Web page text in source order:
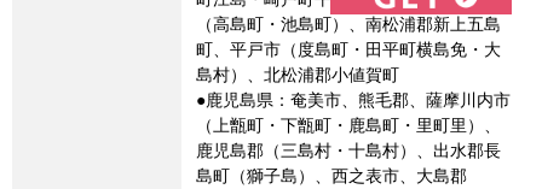
（高島町・池島町）、南松浦郡新上五島
町、平戸市（度島町・田平町横島免・大
島村）、北松浦郡小値賀町
●鹿児島県：奄美市、熊毛郡、薩摩川内市
（上甑町・下甑町・鹿島町・里町里）、
鹿児島郡（三島村・十島村）、出水郡長
島町（獅子島）、西之表市、大島郡